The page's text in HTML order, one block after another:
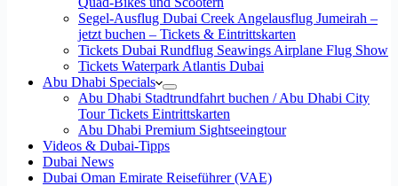
Segel-Ausflug Dubai Creek Angelausflug Jumeirah –
jetzt buchen – Tickets & Eintrittskarten
Tickets Dubai Rundflug Seawings Airplane Flug Show
Tickets Waterpark Atlantis Dubai
Abu Dhabi Specials
Abu Dhabi Stadtrundfahrt buchen / Abu Dhabi City
Tour Tickets Eintrittskarten
Abu Dhabi Premium Sightseeingtour
Videos & Dubai-Tipps
Dubai News
Dubai Oman Emirate Reiseführer (VAE)